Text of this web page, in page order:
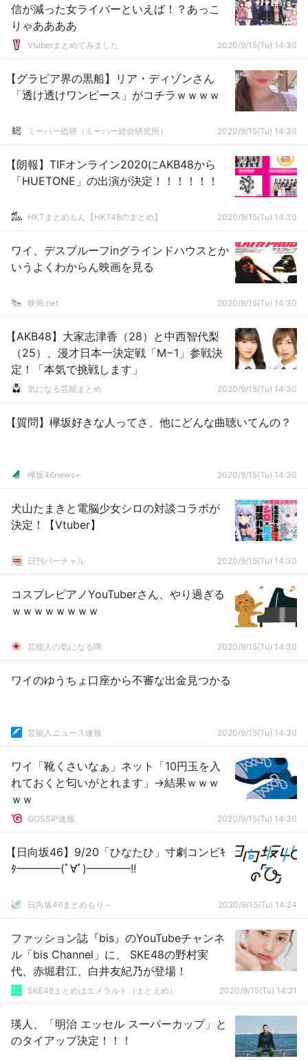
信が減った女ライバーといえば！？あっこ
りゃああああ
Vtuberまとめてみました 2020/9/15(Tu) 14:30
【グラビア界の黒船】リア・ディゾンさん
「透け透けワンピース」がコチラｗｗｗｗ
ミーハー総研（ミーハー総合研究所） 2020/9/15(Tu) 14:30
【朗報】TIFオンライン2020にAKB48から
「HUETONE」の出演が決定！！！！！！
HKTまとめもん【HKT48のまとめ】 2020/9/15(Tu) 14:30
ワイ、デスプルーフinグラインドハウスとか
いうよくわからん映画を見る
映画.net 2020/9/15(Tu) 14:30
【AKB48】大家志津香（28）と中西智代梨
（25）、漫才日本一決定戦「M−1」参戦決
定！「本気で挑戦します」
気になる芸能まとめ 2020/9/15(Tu) 14:30
【質問】欅坂好きな人ってさ、他にどんな曲聴いてんの？
欅坂46news+ 2020/9/15(Tu) 14:30
犬山たまきと電脳少女シロの対談コラボが
決定！【Vtuber】
日刊バーチャル 2020/9/15(Tu) 14:30
コスプレピアノYouTuberさん、やり過ぎる
ｗｗｗｗｗｗｗｗ
芸能人の気になる噂 2020/9/15(Tu) 14:30
ワイのゆうちょ口座から不審な出金見つかる
芸能人ニュース速報 2020/9/15(Tu) 14:30
ワイ「靴くさいなぁ」ネット「10円玉を入
れておくと匂いがとれます」→結果ｗｗｗ
ｗｗ
GOSSIP速報 2020/9/15(Tu) 14:30
【日向坂46】9/20「ひなたひ」寸劇コンビｷ
ﾀ━━━━(ﾟ∀ﾟ)━━━━!!
日向坂46まとめもり～ 2020/9/15(Tu) 14:24
ファッション誌『bis』のYouTubeチャンネ
ル「bis Channel」に、 SKE48の野村実
代、赤堀君江、白井友紀乃が登場！
SKE48まとめはエメラルド（まとえめ） 2020/9/15(Tu) 14:21
瑛人、「明治 エッセル スーパーカップ」と
のタイアップ決定！！！